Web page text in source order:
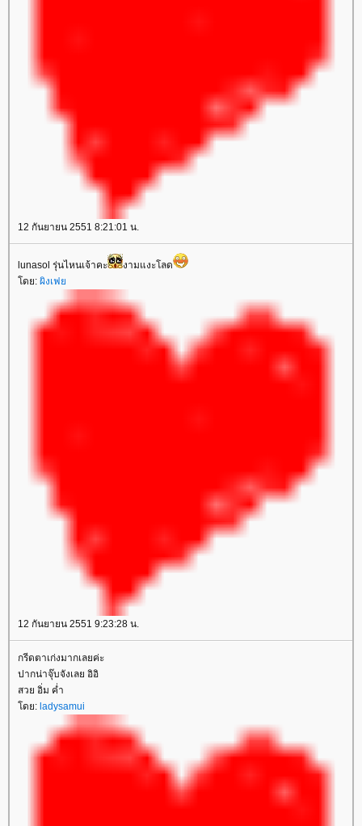
12 กันยายน 2551 8:21:01 น.
lunasol รุ่นไหนเจ้าคะ
งามแงะโลด
ดย: ผิงเฟ
12 กันยายน 2551 9:23:28 น.
กรีดตาเก่งมากเลยค่ะ
ปากน่าจุ๊บจังเลย อิอิ
สวย อิ่ม ค่ำ
ดย: ladysamui